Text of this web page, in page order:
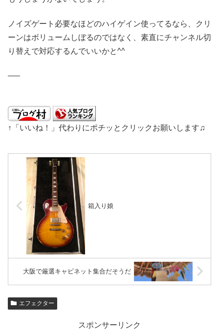
ノイズゲート必要なほどのハイゲイン使ってるなら、クリ
ーンはボリュームしぼるのではなく、素直にチャンネル切
り替えで対応するんでいいかと^^
—–
↑「いいね！」代わりにポチッとクリックお願いします♫
箱入り娘
大阪で厳選キャビネット集合だそうだ
エフェクター
スポンサーリンク